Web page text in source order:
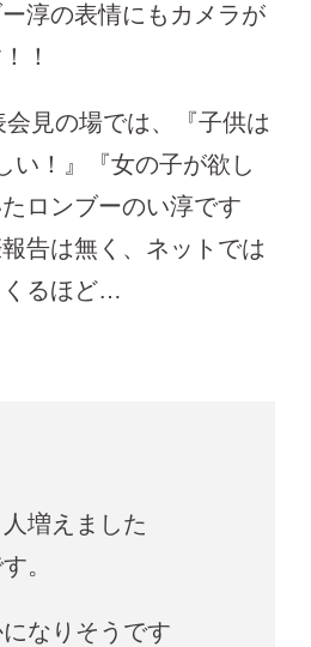
淳の表情にもカメラが
！
見の場では、『子供は
い！』『女の子が欲し
ロンブーのい淳です
告は無く、ネットでは
くるほど…
増えました
。
なりそうです